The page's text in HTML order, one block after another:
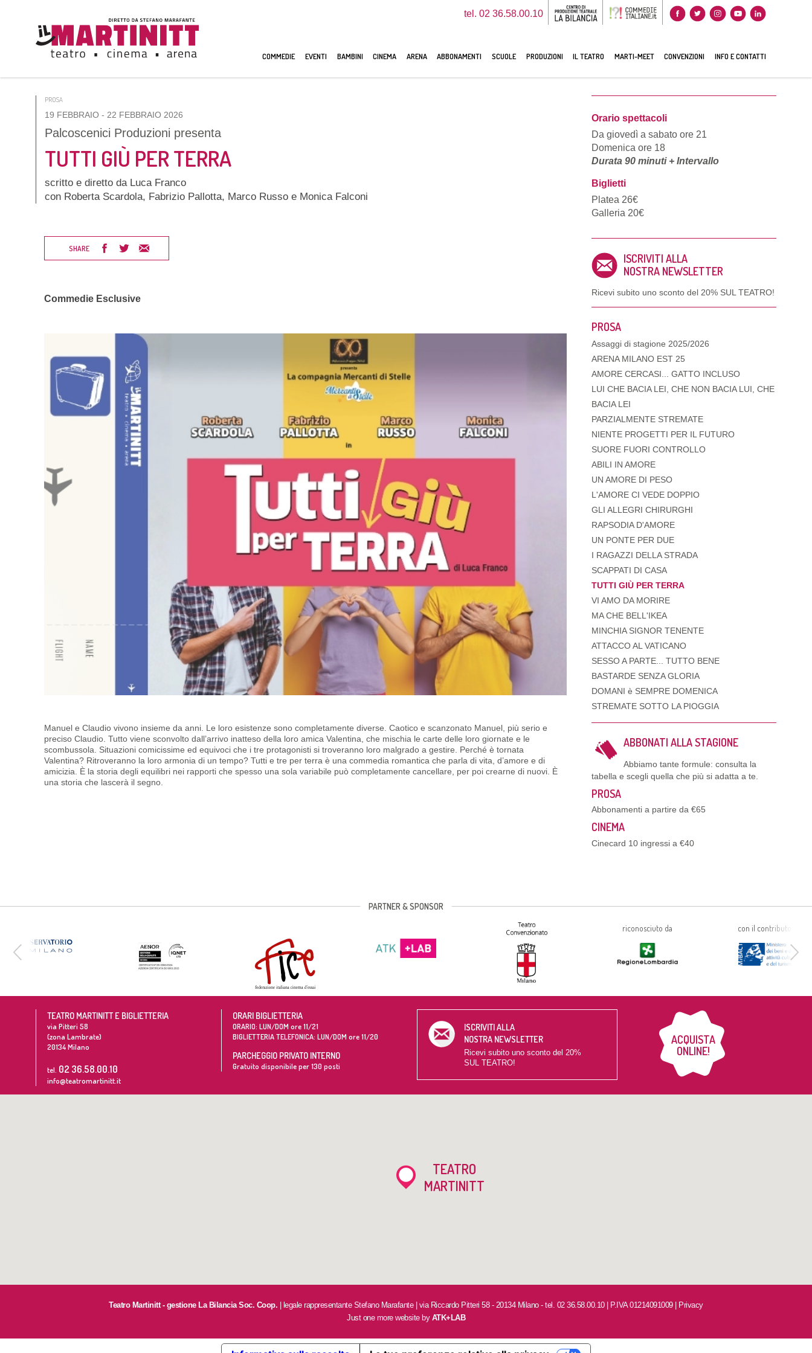
tel. 02 36.58.00.10
COMMEDIE EVENTI BAMBINI CINEMA ARENA ABBONAMENTI SCUOLE PRODUZIONI IL TEATRO MARTI-MEET CONVENZIONI INFO E CONTATTI
PROSA
19 FEBBRAIO- 22 FEBBRAIO 2026
Palcoscenici Produzioni presenta
TUTTI GIÙ PER TERRA
scritto e diretto da Luca Franco
con Roberta Scardola, Fabrizio Pallotta, Marco Russo e Monica Falconi
SHARE
Commedie Esclusive
Manuel e Claudio vivono insieme da anni. Le loro esistenze sono completamente diverse. Caotico e scanzonato Manuel, più serio e
preciso Claudio.Tutto viene sconvolto dall’arrivo inatteso della loro amica Valentina, che mischia le carte delle loro giornate e le
scombussola. Situazioni comicissime ed equivoci che i tre protagonisti si troveranno loro malgrado a gestire. Perché è tornata
Valentina? Ritroveranno la loro armonia di un tempo?Tutti e tre per terra è una commedia romantica che parla di vita, d’amore e di
amicizia. È la storia degli equilibri nei rapporti che spesso una sola variabile può completamente cancellare, per poi crearne di nuovi. È
una storia che lascerà il segno.
Orario spettacoli
Da giovedì a sabato ore 21
Domenica ore 18
Durata 90 minuti + Intervallo
Biglietti
Platea 26€
Galleria 20€
ISCRIVITI ALLA
NOSTRA NEWSLETTER
Ricevi subito uno sconto del 20% SUL TEATRO!
PROSA
Assaggi di stagione 2025/2026
ARENA MILANO EST 25
AMORE CERCASI... GATTO INCLUSO
LUI CHE BACIA LEI, CHE NON BACIA LUI, CHE
BACIA LEI
PARZIALMENTE STREMATE
NIENTE PROGETTI PER IL FUTURO
SUORE FUORI CONTROLLO
ABILI IN AMORE
UN AMORE DI PESO
L'AMORE CI VEDE DOPPIO
GLI ALLEGRI CHIRURGHI
RAPSODIA D'AMORE
UN PONTE PER DUE
I RAGAZZI DELLA STRADA
SCAPPATI DI CASA
TUTTI GIÙ PER TERRA
VI AMO DA MORIRE
MA CHE BELL'IKEA
MINCHIA SIGNOR TENENTE
ATTACCO AL VATICANO
SESSO A PARTE... TUTTO BENE
BASTARDE SENZA GLORIA
DOMANI è SEMPRE DOMENICA
STREMATE SOTTO LA PIOGGIA
ABBONATI ALLA STAGIONE
Abbiamo tante formule: consulta la
tabella e scegli quella che più si adatta a te.
PROSA
Abbonamenti a partire da €65
CINEMA
Cinecard 10 ingressi a €40
PARTNER & SPONSOR
riconosciuto da con il contributo di
TEATRO MARTINITT E BIGLIETTERIA
via Pitteri 58
(zona Lambrate)
20134Milano
tel. 02 36.58.00.10
info@teatromartinitt.it
ORARI BIGLIETTERIA
ORARIO: LUN/DOM ore 11/21
BIGLIETTERIA TELEFONICA: LUN/DOM ore 11/20
PARCHEGGIO PRIVATO INTERNO
Gratuito disponibile per 130 posti
ISCRIVITI ALLA
NOSTRA NEWSLETTER
Ricevi subito uno sconto del 20%
SUL TEATRO!
ACQUISTA
ONLINE!
TEATRO
MARTINITT
Teatro Martinitt - gestione La Bilancia Soc. Coop. | legale rappresentante Stefano Marafante | via Riccardo Pitteri 58 - 20134 Milano - tel. 02 36.58.00.10 | P.IVA 01214091009 |
Privacy
Just one more website by ATK+LAB